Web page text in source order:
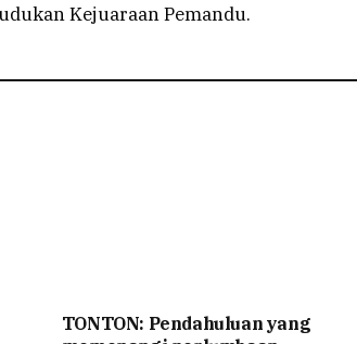
Kejuaraan Pemandu.
TONTON: Pendahuluan yang